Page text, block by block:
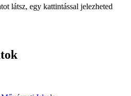
látsz, egy kattintással jelezheted